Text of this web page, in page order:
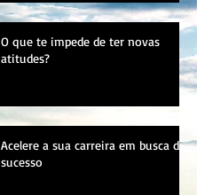
O que te impede de ter novas
atitudes?
Acelere a sua carreira em busca do
sucesso